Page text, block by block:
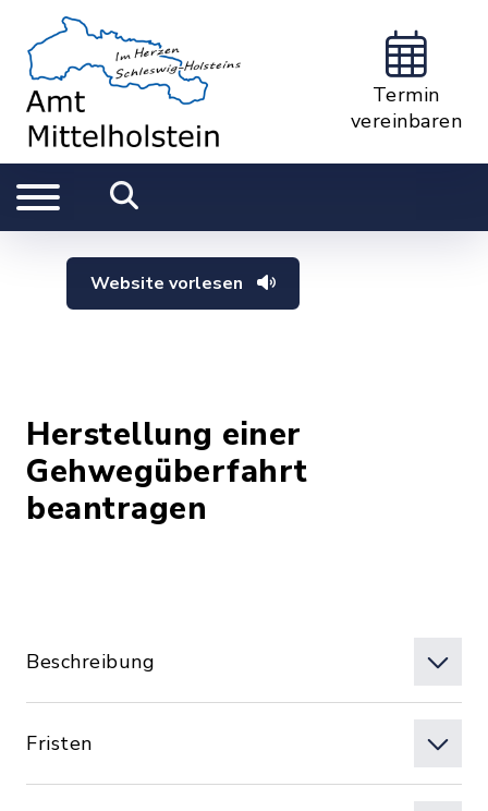
Termin
vereinbaren
Website vorlesen
Herstellung einer
Gehwegüberfahrt
beantragen
Beschreibung
Fristen